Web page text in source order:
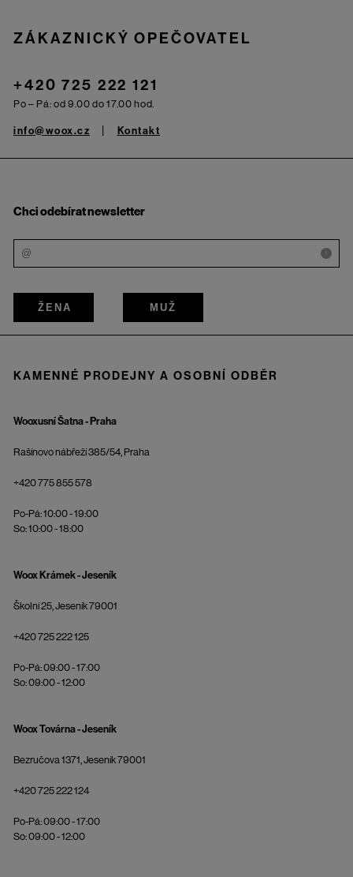
ZÁKAZNICKÝ OPEČOVATEL
+420 725 222 121
Po – Pá: od 9.00 do 17.00 hod.
info@woox.cz Kontakt
Chci odebírat newsletter
i
ŽENA MUŽ
KAMENNÉ PRODEJNY A OSOBNÍ ODBĚR
Wooxusní Šatna - Praha
Rašínovo nábřeží 385/54, Praha
+420 775 855 578
Po-Pá: 10:00 - 19:00
So: 10:00 - 18:00
Woox Krámek - Jeseník
Školní 25, Jeseník 79001
+420 725 222 125
Po-Pá: 09:00 - 17:00
So: 09:00 - 12:00
Woox Továrna - Jeseník
Bezručova 1371, Jeseník 79001
+420 725 222 124
Po-Pá: 09:00 - 17:00
So: 09:00 - 12:00